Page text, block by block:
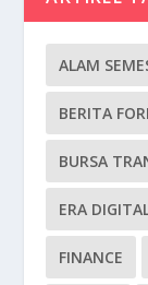
ALAM
BERITA
BURSA
ERA
FINANCE